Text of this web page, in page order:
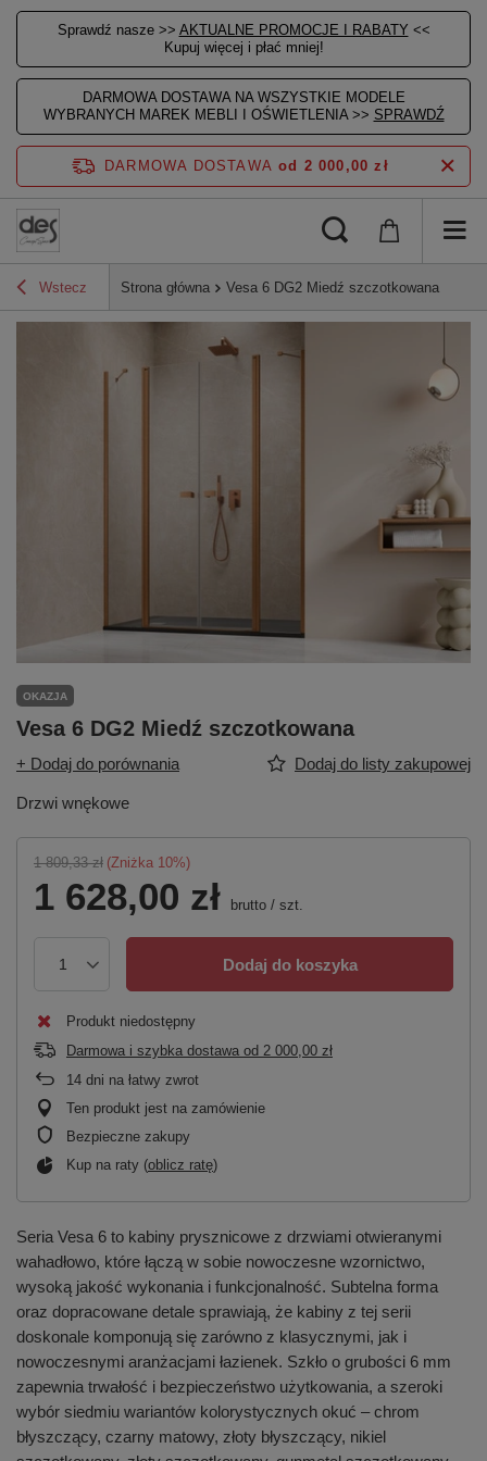
Sprawdź nasze >> AKTUALNE PROMOCJE I RABATY <<
Kupuj więcej i płać mniej!
DARMOWA DOSTAWA NA WSZYSTKIE MODELE
WYBRANYCH MAREK MEBLI I OŚWIETLENIA >> SPRAWDŹ
DARMOWA DOSTAWA od 2 000,00 zł
Wstecz Strona główna Vesa 6 DG2 Miedź szczotkowana
OKAZJA
Vesa 6 DG2 Miedź szczotkowana
+ Dodaj do porównania Dodaj do listy zakupowej
Drzwi wnękowe
1 809,33 zł (Zniżka 10%)
1 628,00 zł brutto / szt.
Dodaj do koszyka
Produkt niedostępny
Darmowa i szybka dostawa od 2 000,00 zł
14 dni na łatwy zwrot
Ten produkt jest na zamówienie
Bezpieczne zakupy
Kup na raty (oblicz ratę)
Seria Vesa 6 to kabiny prysznicowe z drzwiami otwieranymi
wahadłowo, które łączą w sobie nowoczesne wzornictwo,
wysoką jakość wykonania i funkcjonalność. Subtelna forma
oraz dopracowane detale sprawiają, że kabiny z tej serii
doskonale komponują się zarówno z klasycznymi, jak i
nowoczesnymi aranżacjami łazienek. Szkło o grubości 6 mm
zapewnia trwałość i bezpieczeństwo użytkowania, a szeroki
wybór siedmiu wariantów kolorystycznych okuć – chrom
błyszczący, czarny matowy, złoty błyszczący, nikiel